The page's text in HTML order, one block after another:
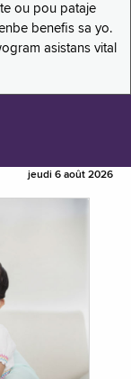
ou pou pataje
benefis sa yo.
asistans vital
jeudi 6 août 2026